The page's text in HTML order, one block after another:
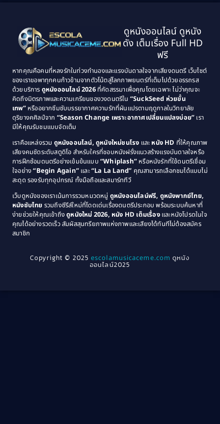
(134)
Classic หนังคลาสสิก(21)
Classic หนังคลาสสิก(25)
Comedy ตลก(46)
Comedy ตลก(515)
Coming of Age ก้าวพ้นวัย(1)
Coming-of-Age(3)
Community(1)
Crime อาชญากรรม(78)
Cult Film(4)
1995
1994
1993
1992
1989
1988
1987
1986
1985
1984
1983
1982
1979
1978
1976
1975
1974
1971
1970
1969
1968
1964
1963
1940
ดูหนังออนไลน์ ดูหนัง
ดัง เต็มเรื่อง Full HD
ฟรี
หากคุณคือคนที่หลงรักในท่วงทำนองและแรงบันดาลใจจากเสียงดนตรี เว็บไซต์
ของเราขอพาทุกคนก้าวข้ามจากตัวโน้ตสู่โลกภาพยนตร์ที่เต็มไปด้วยอรรถรส
ด้วยบริการ ดูหนังออนไลน์ 2026ที่คัดสรรมาเพื่อคุณโดยเฉพาะ ไม่ว่าคุณจะ
คิดถึงมิตรภาพและความเกรียนของวงดนตรีใน “SuckSeed ห่วยขั้น
เทพ”หรืออยากซึมซับบรรยากาศความรักที่ผันแปรตามฤดูกาลในวิทยาลัย
ดุริยางคศิลป์จาก “Season Change เพราะอากาศเปลี่ยนแปลงบ่อย” เรา
มีให้คุณรับชมแบบจัดเต็ม
เราคือแหล่งรวม ดูหนังออนไลน์, ดูหนังใหม่ชนโรง และ หนัง HD ที่ให้คุณภาพ
เสียงคมชัดระดับสตูดิโอ สำหรับใครที่ชอบหนังฝรั่งแนวสร้างแรงบันดาลใจหรือ
การฝึกซ้อมดนตรีอย่างเข้มข้นแบบ “Whiplash” หรือหนังรักที่ใช้ดนตรีเชื่อม
ใจอย่าง“Begin Again” และ“La La Land” คุณสามารถเลือกชมได้แบบไม่
สะดุด รองรับทุกอุปกรณ์ ทั้งมือถือและสมาร์ททีวี
เว็บดูหนังของเราเน้นการรวมหมวดหมู่ ดูหนังออนไลน์ฟรี, ดูหนังพากย์ไทย,
หนังซับไทย รวมถึงซีรีส์ใหม่ที่โดดเด่นเรื่องดนตรีประกอบ พร้อมระบบค้นหาที่
ง่ายช่วยให้คุณเข้าถึงดูหนังใหม่ 2026, หนัง HD เต็มเรื่องและหนังโปรดในใจ
คุณได้อย่างรวดเร็ว สัมผัสสุนทรียภาพแห่งภาพและเสียงได้ทันทีไม่ต้องสมัคร
สมาชิก
Copyright © 2025escolamusicaceme.com ดูหนัง
ออนไลน์2025